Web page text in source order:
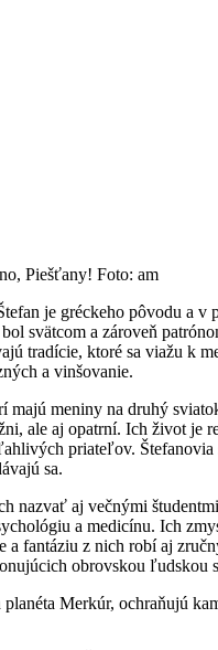
Piešťany! Foto: am
je gréckeho pôvodu a v
svätcom a zároveň
tradície, ktoré sa viažu k
a vinšovanie.
majú meniny na druhý
ale aj opatrní. Ich život je
priateľov. Štefanovia
sa.
nazvať aj večnými
a medicínu. Ich
a fantáziu z nich robí aj
obrovskou ľudskou
Merkúr, ochraňujú